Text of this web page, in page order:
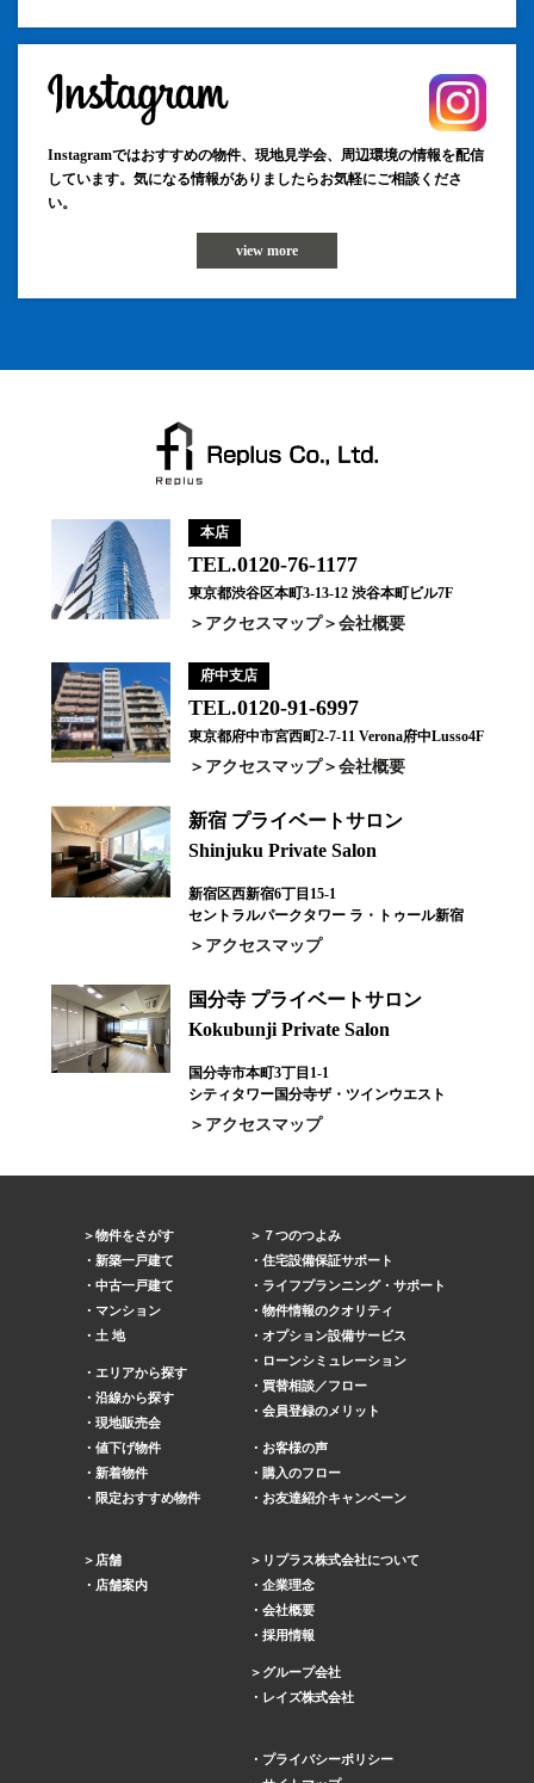
Instagramではおすすめの物件、現地見学会、周辺環境の情報を配信
しています。気になる情報がありましたらお気軽にご相談くださ
い。
view more
本店
TEL.0120-76-1177
東京都渋谷区本町3-13-12 渋谷本町ビル7F
アクセスマップ 会社概要
府中支店
TEL.0120-91-6997
東京都府中市宮西町2-7-11 Verona府中Lusso4F
アクセスマップ 会社概要
新宿 プライベートサロン
Shinjuku Private Salon
新宿区西新宿6丁目15-1
セントラルパークタワー ラ・トゥール新宿
アクセスマップ
国分寺 プライベートサロン
Kokubunji Private Salon
国分寺市本町3丁目1-1
シティタワー国分寺ザ・ツインウエスト
アクセスマップ
物件をさがす
新築一戸建て
中古一戸建て
マンション
土 地
エリアから探す
沿線から探す
現地販売会
値下げ物件
新着物件
限定おすすめ物件
７つのつよみ
住宅設備保証サポート
ライフプランニング・サポート
物件情報のクオリティ
オプション設備サービス
ローンシミュレーション
買替相談／フロー
会員登録のメリット
お客様の声
購入のフロー
お友達紹介キャンペーン
店舗
店舗案内
リプラス株式会社について
企業理念
会社概要
採用情報
グループ会社
レイズ株式会社
プライバシーポリシー